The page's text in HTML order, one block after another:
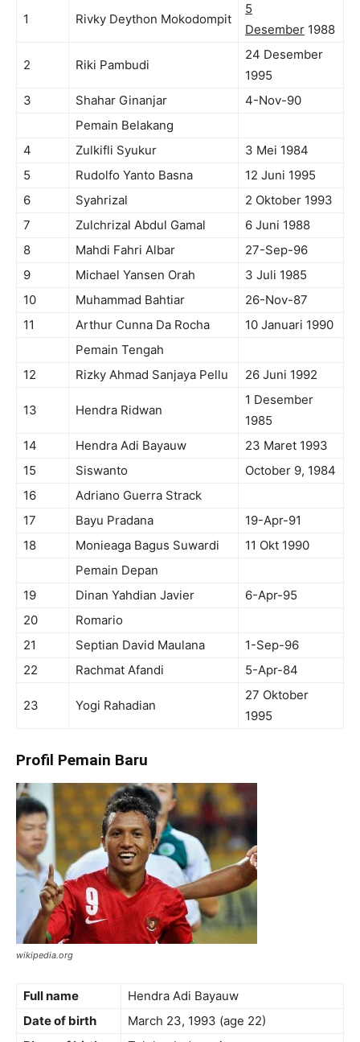
1 Rivky Deython Mokodompit
5
Desember 1988
2 Riki Pambudi
24 Desember
1995
3
Shahar Ginanjar
4-Nov-90
Pemain Belakang
4
Zulkifli Syukur
3 Mei 1984
5
Rudolfo Yanto Basna
12 Juni 1995
6
Syahrizal
2 Oktober 1993
7
Zulchrizal Abdul Gamal
6 Juni 1988
8
Mahdi Fahri Albar
27-Sep-96
9
Michael Yansen Orah
3 Juli 1985
10
Muhammad Bahtiar
26-Nov-87
11
Arthur Cunna Da Rocha
10 Januari 1990
Pemain Tengah
12
Rizky Ahmad Sanjaya Pellu 26 Juni 1992
13 Hendra Ridwan
1 Desember
1985
14
Hendra Adi Bayauw
23 Maret 1993
15
Siswanto
October 9, 1984
16
Adriano Guerra Strack
17
Bayu Pradana
19-Apr-91
18
Monieaga Bagus Suwardi
11 Okt 1990
Pemain Depan
19
Dinan Yahdian Javier
6-Apr-95
20
Romario
21
Septian David Maulana
1-Sep-96
22
Rachmat Afandi 5-Apr-84
23 Yogi Rahadian
27 Oktober
1995
Profil Pemain Baru
wikipedia.org
Full name
Hendra Adi Bayauw
Date of birth
March 23, 1993 (age 22)